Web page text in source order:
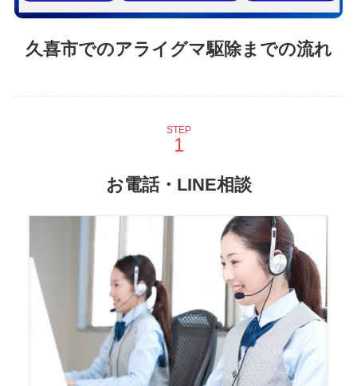
久喜市でのアライグマ駆除までの流れ
STEP
お電話・LINE相談